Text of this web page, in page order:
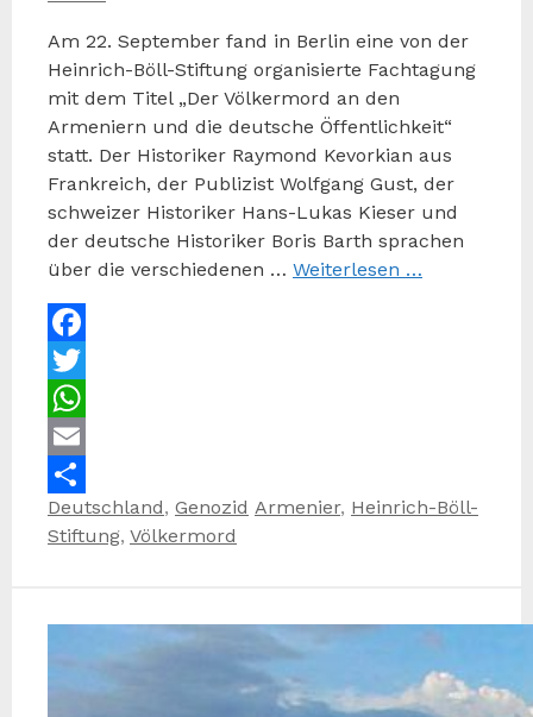
Am 22. September fand in Berlin eine von der
Heinrich-Böll-Stiftung organisierte Fachtagung
mit dem Titel „Der Völkermord an den
Armeniern und die deutsche Öffentlichkeit“
statt. Der Historiker Raymond Kevorkian aus
Frankreich, der Publizist Wolfgang Gust, der
schweizer Historiker Hans-Lukas Kieser und
der deutsche Historiker Boris Barth sprachen
über die verschiedenen … Weiterlesen …
Facebook
Twitter
WhatsApp
Email
Teilen
Kategorien
Deutschland, Genozid Schlagwörter
Armenier, Heinrich-Böll-
Stiftung, Völkermord